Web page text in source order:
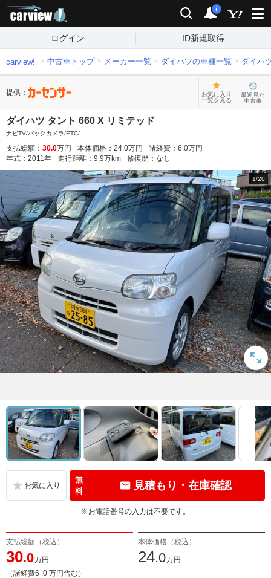
検索 通知
i
ログイン ID新規取得
carview! 中古車トップ メーカー一覧 ダイハツの車種一覧 ダイハ
提供：
お気に入り
一覧を見る
最近見た
中古車
ダイハツ タント 660 X リミテッド
ナビTV/バックカメラ/ETC/
支払総額： 30.0万円 本体価格： 24.0万円 諸経費： 6.0万円
年式： 2011年 走行距離： 9.9万km 修復歴： なし
1/20
無
料
見積もり・在庫確認
※お電話番号の入力は不要です。
支払総額（税込）
30.0万円
（諸経費6 .0 万円含む）
本体価格（税込）
24.0万円